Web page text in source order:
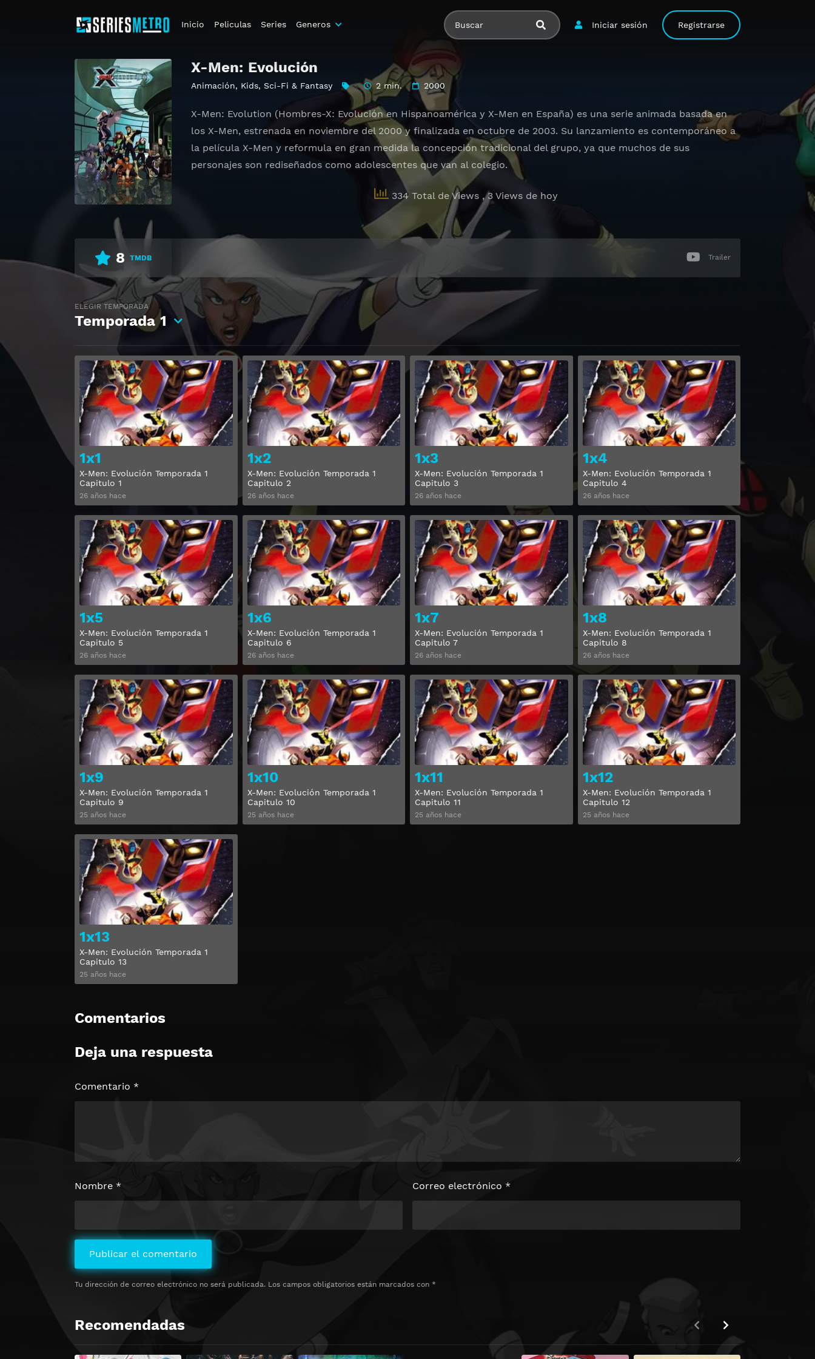
Iniciar sesión Registrarse
Inicio Peliculas Series Generos
X-Men: Evolución
Animación, Kids, Sci-Fi & Fantasy 2 min. 2000
X-Men: Evolution (Hombres-X: Evolución en Hispanoamérica y X-Men en España) es una serie animada basada en
los X-Men, estrenada en noviembre del 2000 y finalizada en octubre de 2003. Su lanzamiento es contemporáneo a
la película X-Men y reformula en gran medida la concepción tradicional del grupo, ya que muchos de sus
personajes son rediseñados como adolescentes que van al colegio.
334 Total de Views , 3 Views de hoy
8 TMDB Trailer
ELEGIR TEMPORADA
Temporada 1
1x1
X-Men: Evolución Temporada 1
Capitulo 1
26 años hace
Ver
1x2
X-Men: Evolución Temporada 1
Capitulo 2
26 años hace
Ver
1x3
X-Men: Evolución Temporada 1
Capitulo 3
26 años hace
Ver
1x4
X-Men: Evolución Temporada 1
Capitulo 4
26 años hace
1x5
X-Men: Evolución Temporada 1
Capitulo 5
26 años hace
Ver
1x6
X-Men: Evolución Temporada 1
Capitulo 6
26 años hace
Ver
1x7
X-Men: Evolución Temporada 1
Capitulo 7
26 años hace
Ver
1x8
X-Men: Evolución Temporada 1
Capitulo 8
26 años hace
1x9
X-Men: Evolución Temporada 1
Capitulo 9
25 años hace
Ver
1x10
X-Men: Evolución Temporada 1
Capitulo 10
25 años hace
Ver
1x11
X-Men: Evolución Temporada 1
Capitulo 11
25 años hace
Ver
1x12
X-Men: Evolución Temporada 1
Capitulo 12
25 años hace
1x13
X-Men: Evolución Temporada 1
Capitulo 13
25 años hace
Comentarios
Deja una respuesta
Tu dirección de correo electrónico no será publicada. Los campos obligatorios están marcados con *
Comentario *
Nombre * Correo electrónico *
Recomendadas